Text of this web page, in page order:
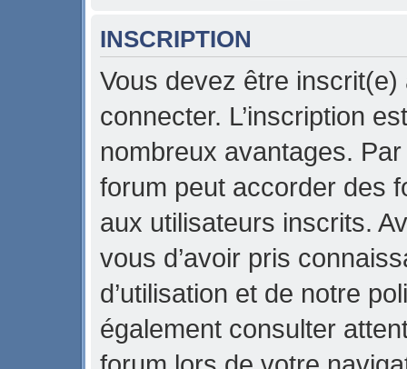
INSCRIPTION
Vous devez être
connecter. L’inscription
nombreux avantages.
forum peut accorder des
aux utilisateurs inscrits.
vous d’avoir pris
d’utilisation et de notre
également consulter